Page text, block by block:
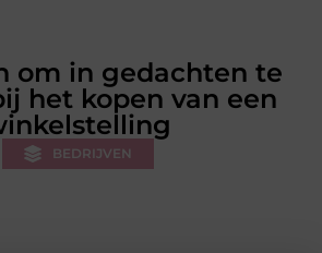
om in gedachten te
het kopen van een
BEDRIJVEN